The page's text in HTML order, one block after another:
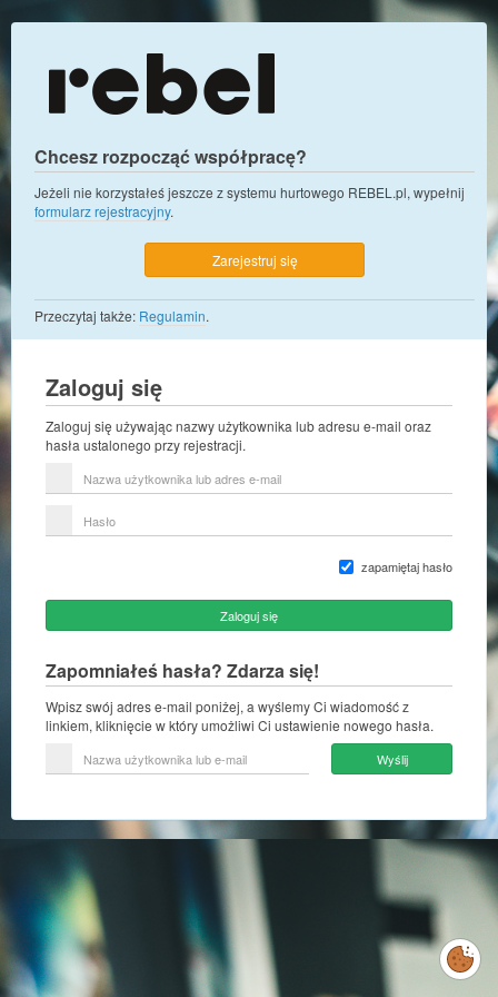
Chcesz rozpocząć współpracę?
Jeżeli nie korzystałeś jeszcze z systemu hurtowego REBEL.pl, wypełnij
formularz rejestracyjny.
Zarejestruj się
Przeczytaj także: Regulamin.
Zaloguj się
Zaloguj się używając nazwy użytkownika lub adresu e-mail oraz
hasła ustalonego przy rejestracji.
użytkownika
e-
zapamiętaj hasło
Zaloguj się
Zapomniałeś hasła? Zdarza się!
Wpisz swój adres e-mail poniżej, a wyślemy Ci wiadomość z
linkiem, kliknięcie w który umożliwi Ci ustawienie nowego hasła.
użytkownika
mail
Wyślij
Zarządzaj
preferencjami
cookies